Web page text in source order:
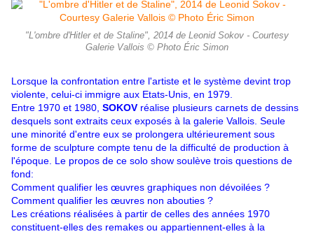
"L'ombre d'Hitler et de Staline", 2014 de Leonid Sokov - Courtesy
Galerie Vallois © Photo Éric Simon
Lorsque la confrontation entre l'artiste et le système devint trop
violente, celui-ci immigre aux Etats-Unis, en 1979.
Entre 1970 et 1980, SOKOV réalise plusieurs carnets de dessins
desquels sont extraits ceux exposés à la galerie Vallois. Seule
une minorité d'entre eux se prolongera ultérieurement sous
forme de sculpture compte tenu de la difficulté de production à
l'époque. Le propos de ce solo show soulève trois questions de
fond:
Comment qualifier les œuvres graphiques non dévoilées ?
Comment qualifier les œuvres non abouties ?
Les créations réalisées à partir de celles des années 1970
constituent-elles des remakes ou appartiennent-elles à la